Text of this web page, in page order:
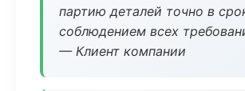
партию деталей точно в
соблюдением всех
— Клиент компании